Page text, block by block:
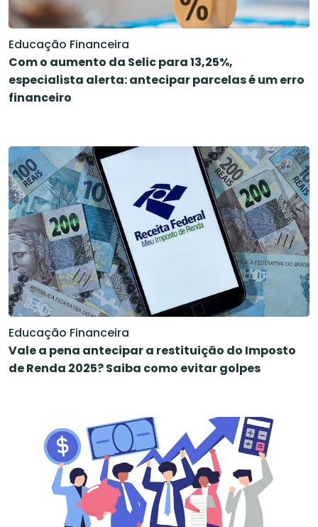
Educação Financeira
Com o aumento da Selic para 13,25%,
especialista alerta: antecipar parcelas é um erro
financeiro
Educação Financeira
Vale a pena antecipar a restituição do Imposto
de Renda 2025? Saiba como evitar golpes